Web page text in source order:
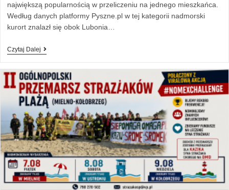
największą popularnością w przeliczeniu na jednego mieszkańca.
Według danych platformy Pyszne.pl w tej kategorii nadmorski
kurort znalazł się obok Lubonia…
Czytaj Dalej